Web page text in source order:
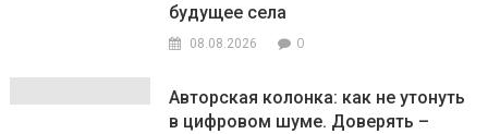
будущее села
08.08.2026 0
Авторская колонка: как не утонуть
в цифровом шуме. Доверять –